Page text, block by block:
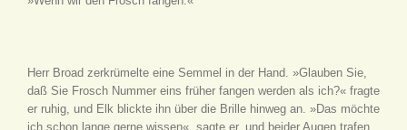
Herr Broad zerkrümelte eine Semmel in der Hand. »Glauben Sie,
daß Sie Frosch Nummer eins früher fangen werden als ich?« fragte
er ruhig, und Elk blickte ihn über die Brille hinweg an. »Das möchte
ich schon lange gerne wissen«, sagte er, und beider Augen trafen